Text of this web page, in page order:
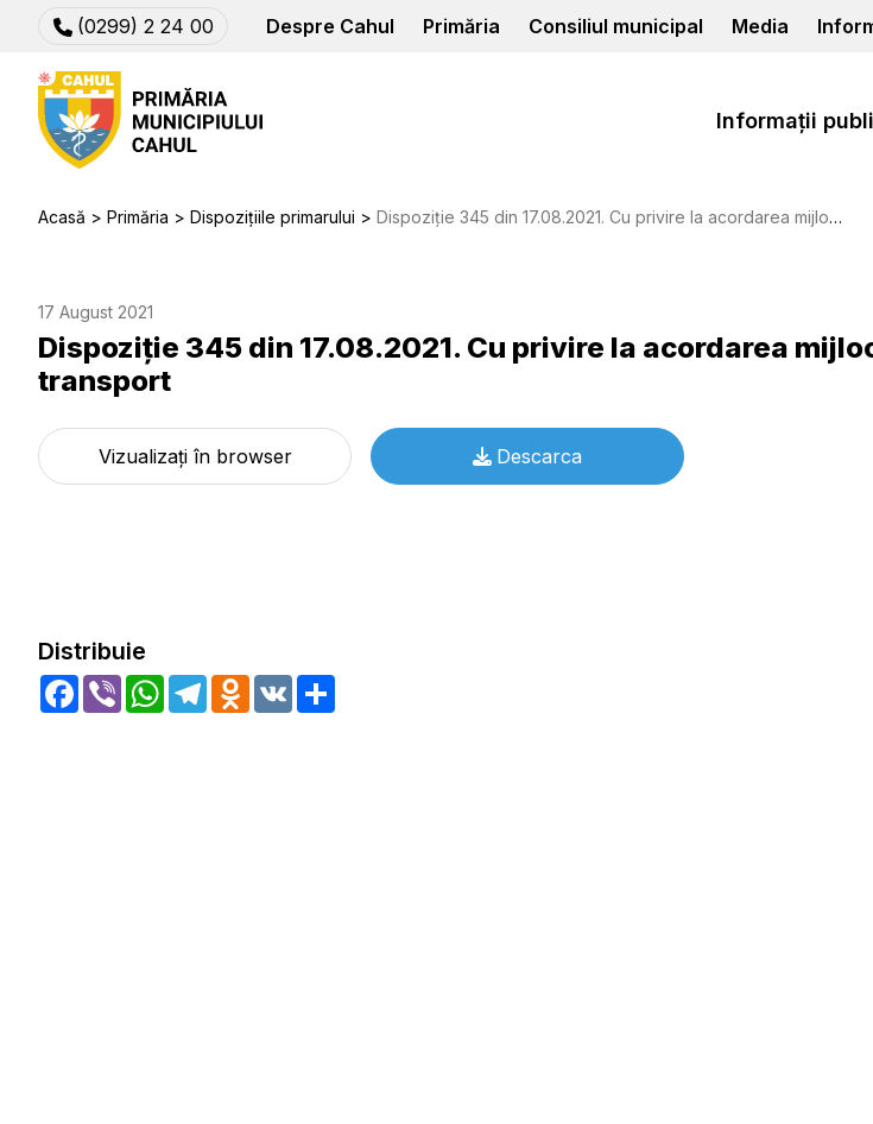
(0299) 2 24 00 Despre Cahul Primăria Consiliul municipal Media
Informații
Acasă Primăria Dispozițiile primarului Dispoziție 345 din 17.08.2021. Cu privire la acordarea mijlocului de transport
17 August 2021
Dispoziție 345 din 17.08.2021. Cu privire la acordarea
transport
Vizualizați în browser Descarca
Distribuie
Facebook
Viber WhatsApp
TelegramOdnoklassniki
VK